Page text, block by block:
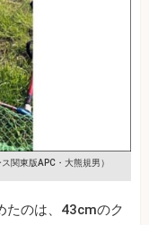
関東版APC・大熊規男）
たのは、43cmのク